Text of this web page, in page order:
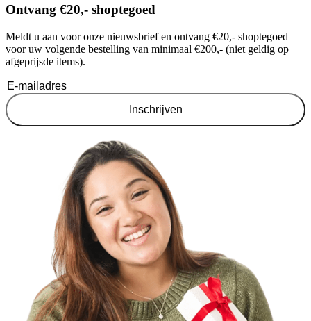
Ontvang €20,- shoptegoed
Meldt u aan voor onze nieuwsbrief en ontvang €20,- shoptegoed
voor uw volgende bestelling van minimaal €200,- (niet geldig op
afgeprijsde items).
Inschrijven